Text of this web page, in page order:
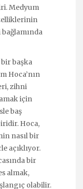
Medyum
başka
Hoca’nın
zihni
için
baş
Hoca,
nasıl bir
açıklıyor.
bir
almak,
olabilir.